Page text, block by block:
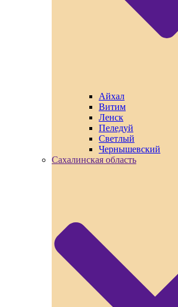
Айхал
Витим
Ленск
Пеледуй
Светлый
Чернышевский
Сахалинская область